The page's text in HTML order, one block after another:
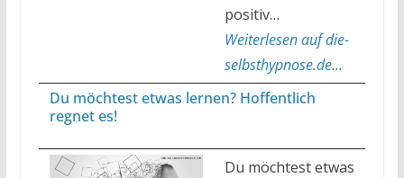
positiv…
Weiterlesen auf die-
selbsthypnose.de...
Du möchtest etwas lernen? Hoffentlich
regnet es!
Du möchtest etwas